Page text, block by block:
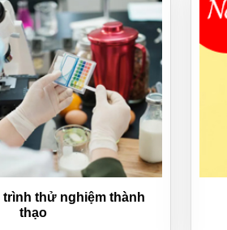
thử nghiệm thành
thạo